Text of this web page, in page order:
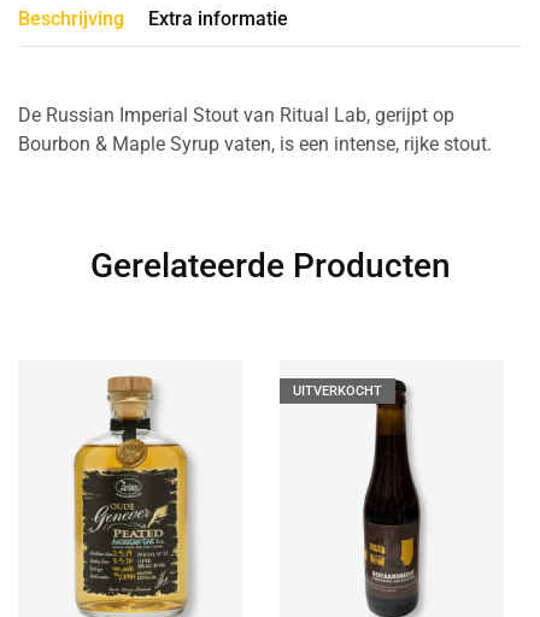
Beschrijving Extra informatie
De Russian Imperial Stout van Ritual Lab, gerijpt op
Bourbon & Maple Syrup vaten, is een intense, rijke stout.
Gerelateerde Producten
UITVERKOCHT